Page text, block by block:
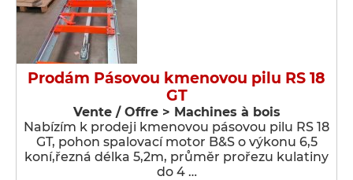
Prodám Pásovou kmenovou pilu RS 18
GT
Vente / Offre > Machines à bois
Nabízím k prodeji kmenovou pásovou pilu RS 18
GT, pohon spalovací motor B&S o výkonu 6,5
koní,řezná délka 5,2m, průměr prořezu kulatiny
do 4 …